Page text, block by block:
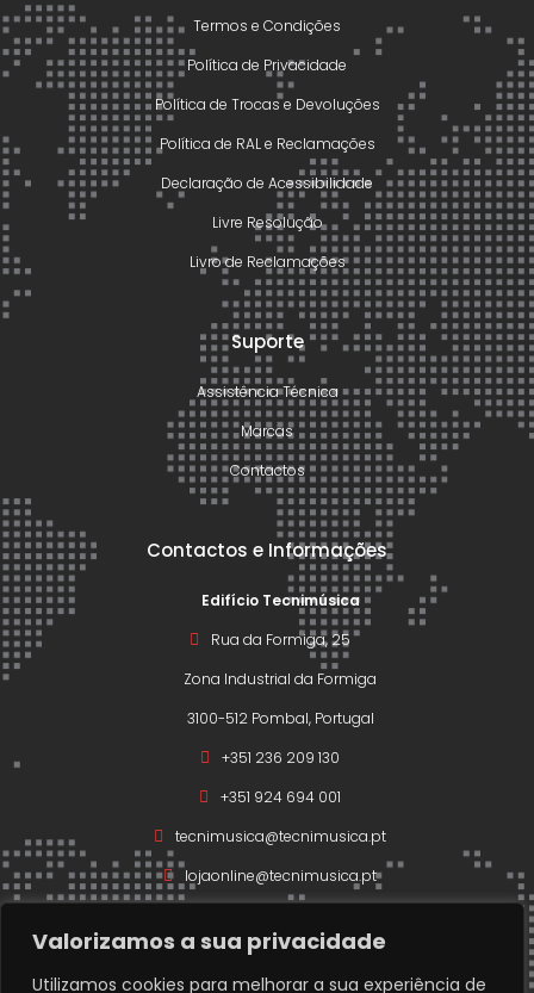
Valorizamos a sua privacidade
Utilizamos cookies para melhorar a sua experiência de
Termos e Condições
Política de Privacidade
Política de Trocas e Devoluções
Política de RAL e Reclamações
Declaração de Acessibilidade
Livre Resolução
Livro de Reclamações
Suporte
Assistência Técnica
Marcas
Contactos
Contactos e Informações
Edifício Tecnimúsica
Rua da Formiga, 25
Zona Industrial da Formiga
3100-512 Pombal, Portugal
+351 236 209 130
+351 924 694 001
tecnimusica@tecnimusica.pt
lojaonline@tecnimusica.pt